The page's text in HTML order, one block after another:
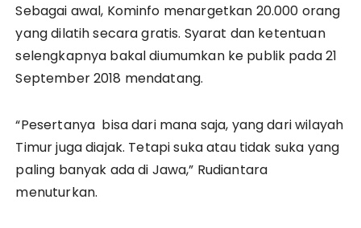
Sebagai awal, Kominfo menargetkan 20.000 orang
yang dilatih secara gratis. Syarat dan ketentuan
selengkapnya bakal diumumkan ke publik pada 21
September 2018 mendatang.
“Pesertanya bisa dari mana saja, yang dari wilayah
Timur juga diajak. Tetapi suka atau tidak suka yang
paling banyak ada di Jawa,” Rudiantara
menuturkan.